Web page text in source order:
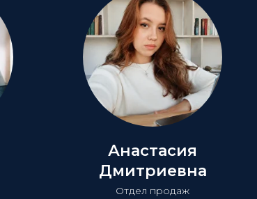
Анастасия
Дмитриевна
Отдел продаж